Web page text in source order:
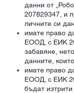
данни от
207829347, и
личните си
имате право
ЕООД, с ЕИК
забавяне,
данните,
имате право
ЕООД, с ЕИК
бъдат